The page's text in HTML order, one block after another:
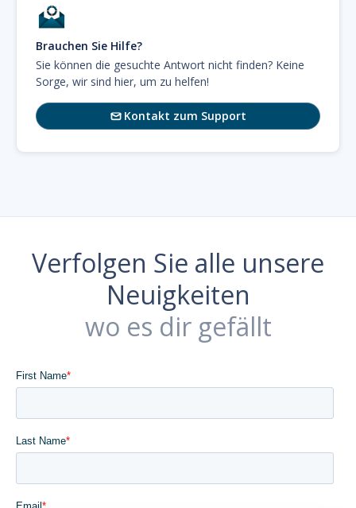
Brauchen Sie Hilfe?
Sie können die gesuchte Antwort nicht finden? Keine
Sorge, wir sind hier, um zu helfen!
Kontakt zum Support
Verfolgen Sie alle unsere
Neuigkeiten
wo es dir gefällt